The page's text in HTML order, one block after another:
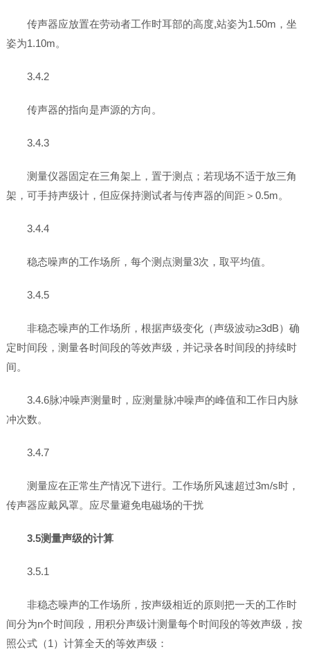
传声器应放置在劳动者工作时耳部的高度,站姿为1.50m，坐
姿为1.10m。
3.4.2
传声器的指向是声源的方向。
3.4.3
测量仪器固定在三角架上，置于测点；若现场不适于放三角
架，可手持声级计，但应保持测试者与传声器的间距＞0.5m。
3.4.4
稳态噪声的工作场所，每个测点测量3次，取平均值。
3.4.5
非稳态噪声的工作场所，根据声级变化（声级波动≥3dB）确
定时间段，测量各时间段的等效声级，并记录各时间段的持续时
间。
3.4.6脉冲噪声测量时，应测量脉冲噪声的峰值和工作日内脉
冲次数。
3.4.7
测量应在正常生产情况下进行。工作场所风速超过3m/s时，
传声器应戴风罩。应尽量避免电磁场的干扰
3.5测量声级的计算
3.5.1
非稳态噪声的工作场所，按声级相近的原则把一天的工作时
间分为n个时间段，用积分声级计测量每个时间段的等效声级，按
照公式（1）计算全天的等效声级：